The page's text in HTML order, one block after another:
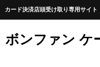
カード決済店頭受け取り専用サイト
ボンファン ケ